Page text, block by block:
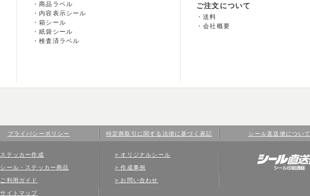
商品ラベル
内容表示シール
箱シール
紙袋シール
検査済ラベル
ご注文について
送料
会社概要
プライバシーポリシー 特定商取引に関する法律に基づく表記 シール直送便について
ステッカー作成
シール・ステッカー商品
ご利用ガイド
サイトマップ
オリジナルシール
作成事例
お問い合わせ